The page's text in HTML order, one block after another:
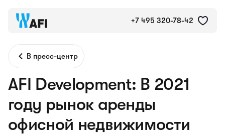
+7 495 320-78-42
В пресс-центр
AFI Development: В 2021
году рынок аренды
офисной недвижимости